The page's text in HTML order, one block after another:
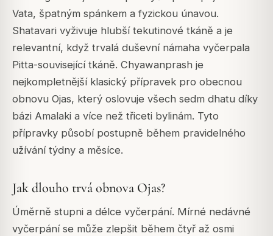
Vata, špatným spánkem a fyzickou únavou.
Shatavari vyživuje hlubší tekutinové tkáně a je
relevantní, když trvalá duševní námaha vyčerpala
Pitta-související tkáně. Chyawanprash je
nejkompletnější klasický přípravek pro obecnou
obnovu Ojas, který oslovuje všech sedm dhatu díky
bázi Amalaki a více než třiceti bylinám. Tyto
přípravky působí postupně během pravidelného
užívání týdny a měsíce.
Jak dlouho trvá obnova Ojas?
Úměrně stupni a délce vyčerpání. Mírné nedávné
vyčerpání se může zlepšit během čtyř až osmi